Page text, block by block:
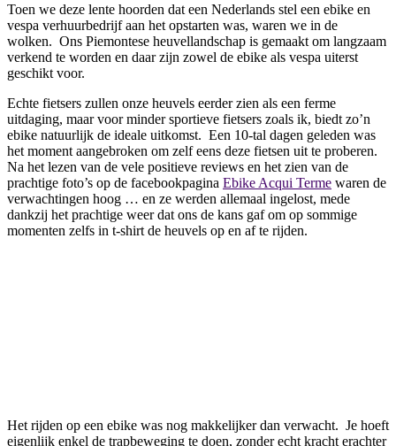
Toen we deze lente hoorden dat een Nederlands stel een ebike en
vespa verhuurbedrijf aan het opstarten was, waren we in de
wolken. Ons Piemontese heuvellandschap is gemaakt om langzaam
verkend te worden en daar zijn zowel de ebike als vespa uiterst
geschikt voor.
Echte fietsers zullen onze heuvels eerder zien als een ferme
uitdaging, maar voor minder sportieve fietsers zoals ik, biedt zo’n
ebike natuurlijk de ideale uitkomst. Een 10-tal dagen geleden was
het moment aangebroken om zelf eens deze fietsen uit te proberen.
Na het lezen van de vele positieve reviews en het zien van de
prachtige foto’s op de facebookpagina Ebike Acqui Terme waren de
verwachtingen hoog … en ze werden allemaal ingelost, mede
dankzij het prachtige weer dat ons de kans gaf om op sommige
momenten zelfs in t-shirt de heuvels op en af te rijden.
Het rijden op een ebike was nog makkelijker dan verwacht. Je hoeft
eigenlijk enkel de trapbeweging te doen, zonder echt kracht erachter